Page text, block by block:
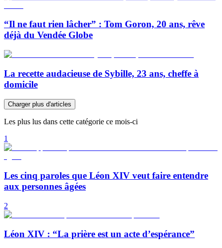
“Il ne faut rien lâcher” : Tom Goron, 20 ans, rêve
déjà du Vendée Globe
La recette audacieuse de Sybille, 23 ans, cheffe à
domicile
Charger plus d'articles
Les plus lus dans cette catégorie ce mois-ci
1
Les cinq paroles que Léon XIV veut faire entendre
aux personnes âgées
2
Léon XIV : “La prière est un acte d’espérance”